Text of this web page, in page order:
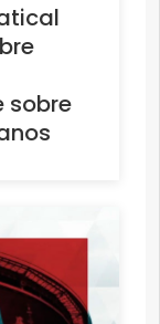
sobre